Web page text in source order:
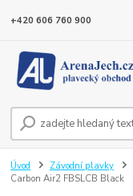
+420 606 760 900
Úvod Závodní plavky
Carbon Air2 FBSLCB Black